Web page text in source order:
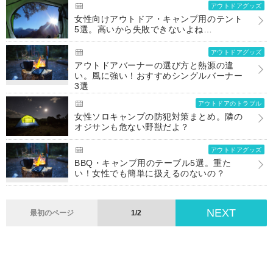
アウトドアグッズ
女性向けアウトドア・キャンプ用のテント
5選。高いから失敗できないよね…
アウトドアグッズ
アウトドアバーナーの選び方と熱源の違
い。風に強い！おすすめシングルバーナー
3選
アウトドアのトラブル
女性ソロキャンプの防犯対策まとめ。隣の
オジサンも危ない野獣だよ？
アウトドアグッズ
BBQ・キャンプ用のテーブル5選。重た
い！女性でも簡単に扱えるのないの？
最初のページ 1/2 NEXT